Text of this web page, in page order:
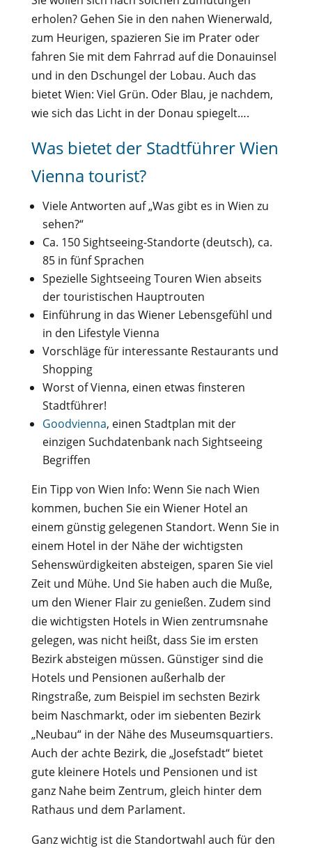
erholen? Gehen Sie in den nahen Wienerwald,
zum Heurigen, spazieren Sie im Prater oder
fahren Sie mit dem Fahrrad auf die Donauinsel
und in den Dschungel der Lobau. Auch das
bietet Wien: Viel Grün. Oder Blau, je nachdem,
wie sich das Licht in der Donau spiegelt….
Was bietet der Stadtführer Wien
Vienna tourist?
Viele Antworten auf „Was gibt es in Wien zu
sehen?“
Ca. 150 Sightseeing-Standorte (deutsch), ca.
85 in fünf Sprachen
Spezielle Sightseeing Touren Wien abseits
der touristischen Hauptrouten
Einführung in das Wiener Lebensgefühl und
in den Lifestyle Vienna
Vorschläge für interessante Restaurants und
Shopping
Worst of Vienna, einen etwas finsteren
Stadtführer!
Goodvienna, einen Stadtplan mit der
einzigen Suchdatenbank nach Sightseeing
Begriffen
Ein Tipp von Wien Info: Wenn Sie nach Wien
kommen, buchen Sie ein Wiener Hotel an
einem günstig gelegenen Standort. Wenn Sie in
einem Hotel in der Nähe der wichtigsten
Sehenswürdigkeiten absteigen, sparen Sie viel
Zeit und Mühe. Und Sie haben auch die Muße,
um den Wiener Flair zu genießen. Zudem sind
die wichtigsten Hotels in Wien zentrumsnahe
gelegen, was nicht heißt, dass Sie im ersten
Bezirk absteigen müssen. Günstiger sind die
Hotels und Pensionen außerhalb der
Ringstraße, zum Beispiel im sechsten Bezirk
beim Naschmarkt, oder im siebenten Bezirk
„Neubau“ in der Nähe des Museumsquartiers.
Auch der achte Bezirk, die „Josefstadt“ bietet
gute kleinere Hotels und Pensionen und ist
ganz Nahe beim Zentrum, gleich hinter dem
Rathaus und dem Parlament.
Ganz wichtig ist die Standortwahl auch für den